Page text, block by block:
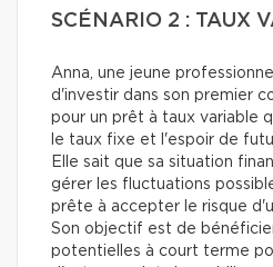
SCÉNARIO 2 : TAUX
Anna, une jeune
d'investir dans son premier
pour un prêt à taux variable
le taux fixe et l'espoir de
Elle sait que sa situation
gérer les fluctuations
prête à accepter le risque
Son objectif est de
potentielles à court terme